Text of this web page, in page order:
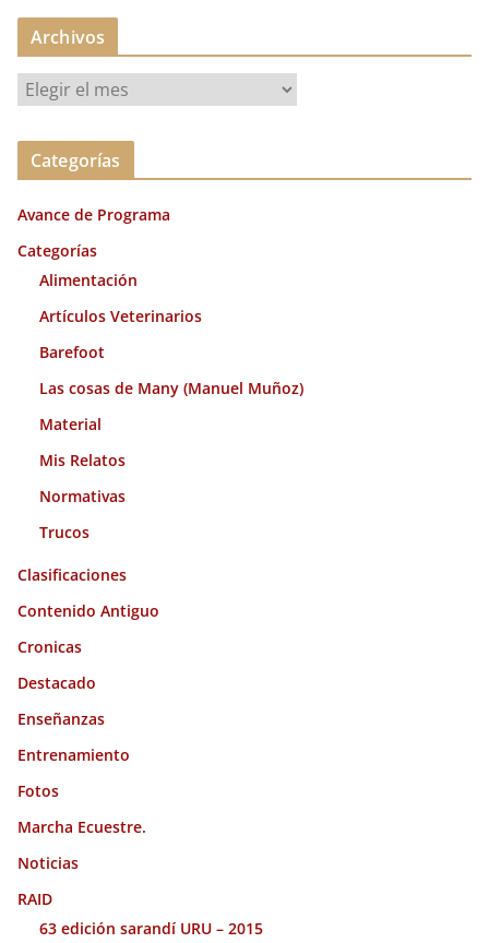
Archivos
c
v
o
Categorías
Avance de Programa
Categorías
Alimentación
Artículos Veterinarios
Barefoot
Las cosas de Many (Manuel Muñoz)
Material
Mis Relatos
Normativas
Trucos
Clasificaciones
Contenido Antiguo
Cronicas
Destacado
Enseñanzas
Entrenamiento
Fotos
Marcha Ecuestre.
Noticias
RAID
63 edición sarandí URU – 2015